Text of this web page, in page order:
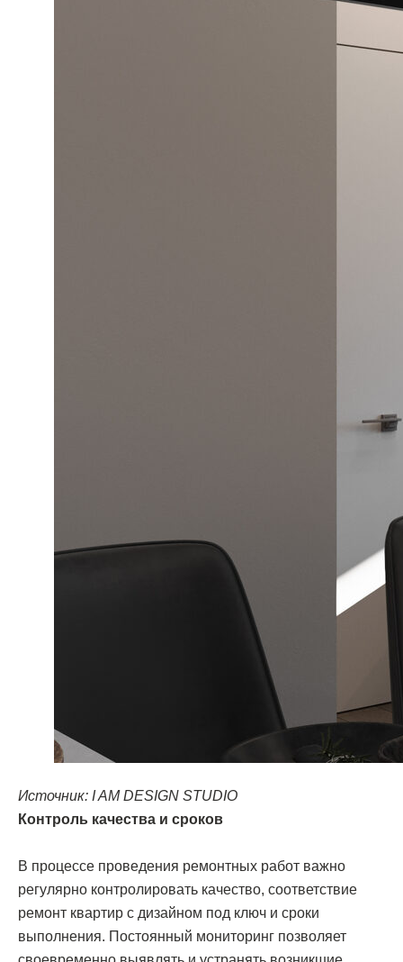
Источник: I AM DESIGN STUDIO
Контроль качества и сроков
В процессе проведения ремонтных работ важно
регулярно контролировать качество, соответствие
ремонт квартир с дизайном под ключ и сроки
выполнения. Постоянный мониторинг позволяет